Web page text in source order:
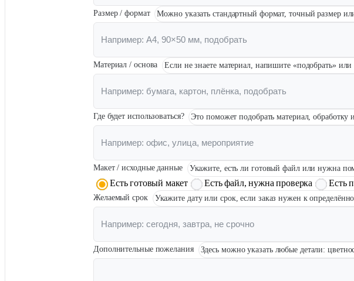
Размер / формат Можно указать стандартный формат, точный размер
Материал / основа Если не знаете материал, напишите «подобрать» или
Где будет использоваться? Это поможет подобрать материал, обработку
Макет / исходные данные Укажите, есть ли готовый файл или нужна
Есть готовый макет Есть файл, нужна проверка Есть
Желаемый срок Укажите дату или срок, если заказ нужен к
Дополнительные пожелания Здесь можно указать любые детали: